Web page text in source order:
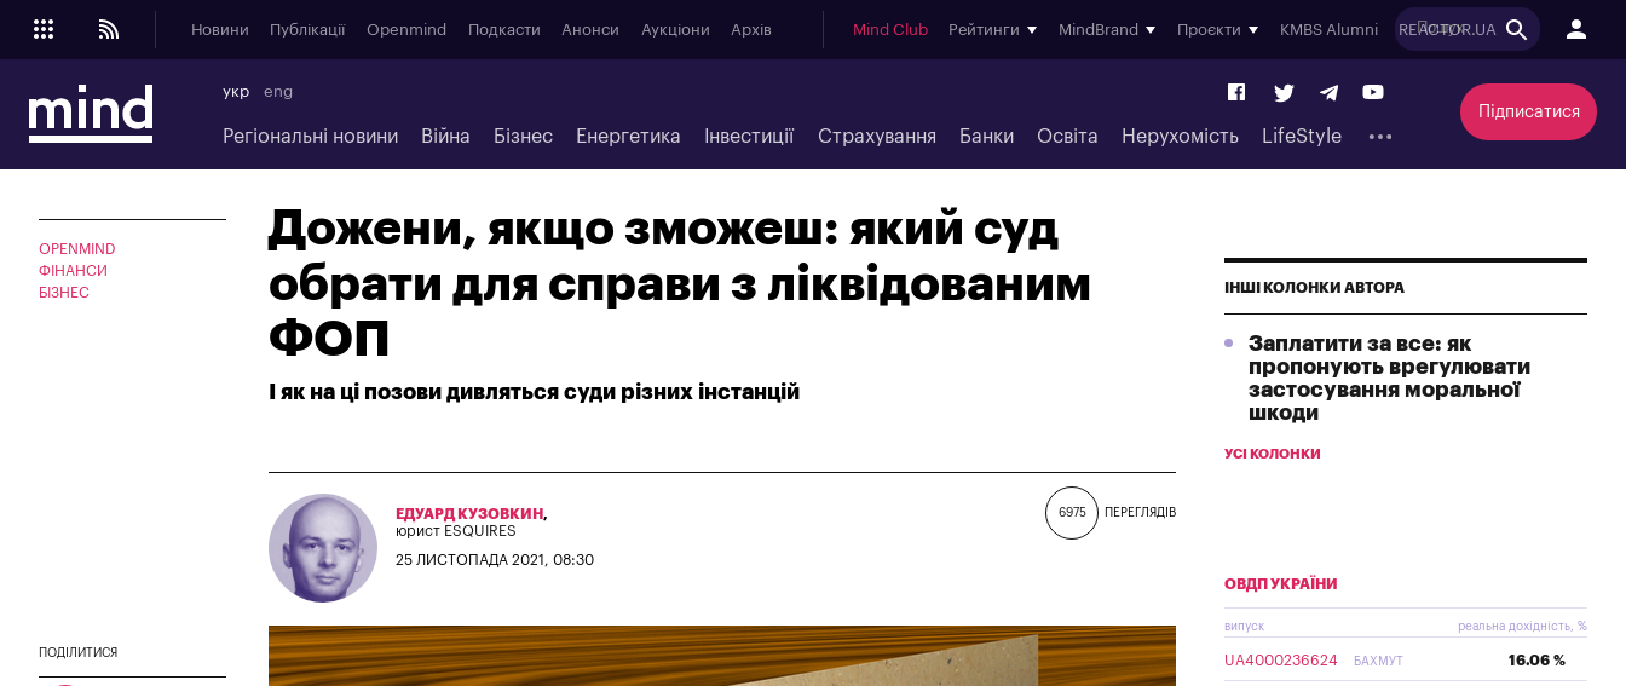
Новини Публікації Openmind Подкасти Анонси Аукціони Архів Mind Club Рейтинги MindBrand Проєкти KMBS Alumni REACTOR.UA
укр eng
Регіональні новини Війна Бізнес Енергетика Інвестиції Страхування Банки Освіта Нерухомість LifeStyle
Підписатися
OPENMIND
ФІНАНСИ
БІЗНЕС
Дожени, якщо зможеш: який суд
обрати для справи з ліквідованим
ФОП
І як на ці позови дивляться суди різних інстанцій
6975 ПЕРЕГЛЯДІВ
ЕДУАРД КУЗОВКИН ,
юрист ESQUIRES
25 ЛИСТОПАДА 2021, 08:30
ПОДІЛИТИСЯ
ІНШІ КОЛОНКИ АВТОРА
Заплатити за все: як
пропонують врегулювати
застосування моральної
шкоди
УСІ КОЛОНКИ
ОВДП УКРАЇНИ
випуск реальна дохідність, %
UA4000236624 БАХМУТ 16.06 %